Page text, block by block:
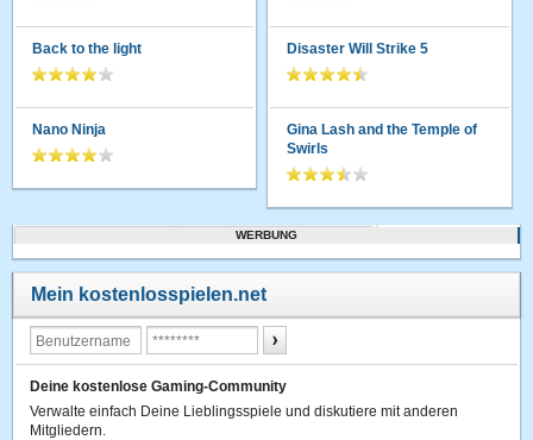
Back to the light
Nano Ninja
Disaster Will Strike 5
Gina Lash and the Temple of
Swirls
WERBUNG
Mein kostenlosspielen.net
Deine kostenlose Gaming-Community
Verwalte einfach Deine Lieblingsspiele und diskutiere mit anderen
Mitgliedern.